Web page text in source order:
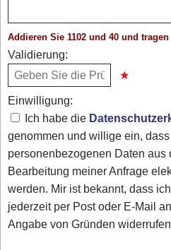
Addieren Sie 1102 und 40 und
Validierung:
Einwilligung:
Ich habe die
genommen und willige ein,
personenbezogenen Daten aus
Bearbeitung meiner Anfrage
werden. Mir ist bekannt, dass
jederzeit per Post oder E-Mail an
Angabe von Gründen